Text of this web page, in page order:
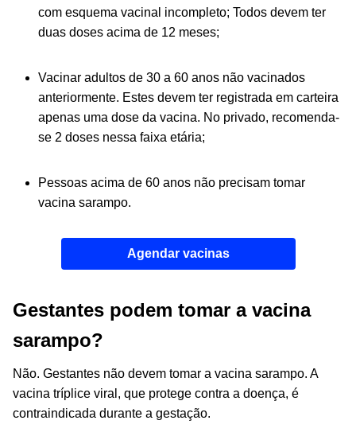
com esquema vacinal incompleto; Todos devem ter
duas doses acima de 12 meses;
Vacinar adultos de 30 a 60 anos não vacinados
anteriormente. Estes devem ter registrada em carteira
apenas uma dose da vacina. No privado, recomenda-
se 2 doses nessa faixa etária;
Pessoas acima de 60 anos não precisam tomar
vacina sarampo.
Agendar vacinas
Gestantes podem tomar a vacina
sarampo?
Não. Gestantes não devem tomar a vacina sarampo. A
vacina tríplice viral, que protege contra a doença, é
contraindicada durante a gestação.